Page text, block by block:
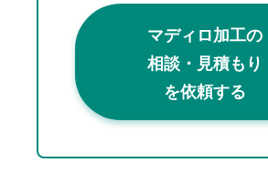
マディロ加工の
相談・見積もり
を依頼する